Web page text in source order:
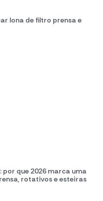
lona de filtro prensa e
que 2026 marca uma
rotativos e esteiras